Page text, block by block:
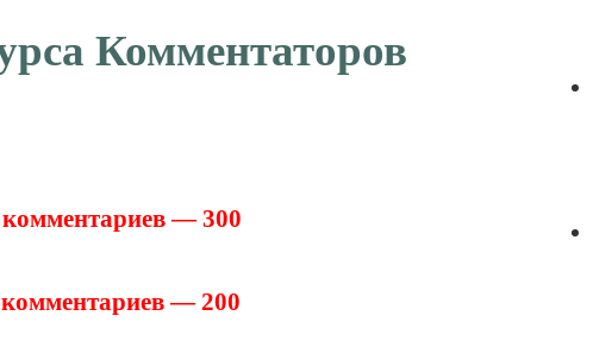
Комментаторов
— 300
— 200